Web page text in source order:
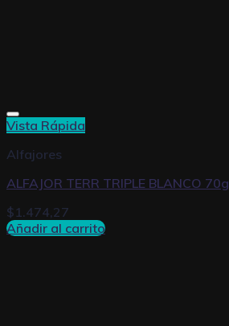
Vista Rápida
Alfajores
ALFAJOR TERR TRIPLE BLANCO 70g
$1.474,27
Añadir al carrito